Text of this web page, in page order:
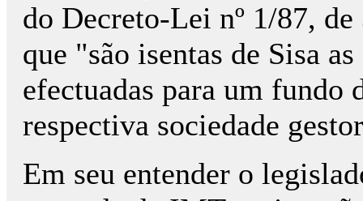
do Decreto-Lei nº 1/87,
que "são isentas de Sisa
efectuadas para um
respectiva sociedade
Em seu entender o